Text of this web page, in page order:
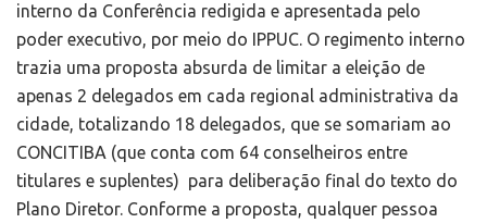
interno da Conferência redigida e apresentada pelo
poder executivo, por meio do IPPUC. O regimento interno
trazia uma proposta absurda de limitar a eleição de
apenas 2 delegados em cada regional administrativa da
cidade, totalizando 18 delegados, que se somariam ao
CONCITIBA (que conta com 64 conselheiros entre
titulares e suplentes) para deliberação final do texto do
Plano Diretor. Conforme a proposta, qualquer pessoa